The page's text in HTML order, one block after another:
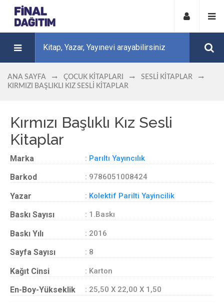
ANA SAYFA ÇOCUK KITAPLARI
SESLI KITAPLAR
KIRMIZI BAŞLIKLI KIZ SESLI KITAPLAR
Kırmızı Başlıklı Kız Sesli
Kitaplar
Marka : Parıltı Yayıncılık
Barkod : 9786051008424
Yazar : Kolektif Parilti Yayincilik
Baskı Sayısı : 1.Baskı
Baskı Yılı : 2016
Sayfa Sayısı : 8
Kağıt Cinsi : Karton
En-Boy-Yükseklik : 25,50 X 22,00 X 1,50